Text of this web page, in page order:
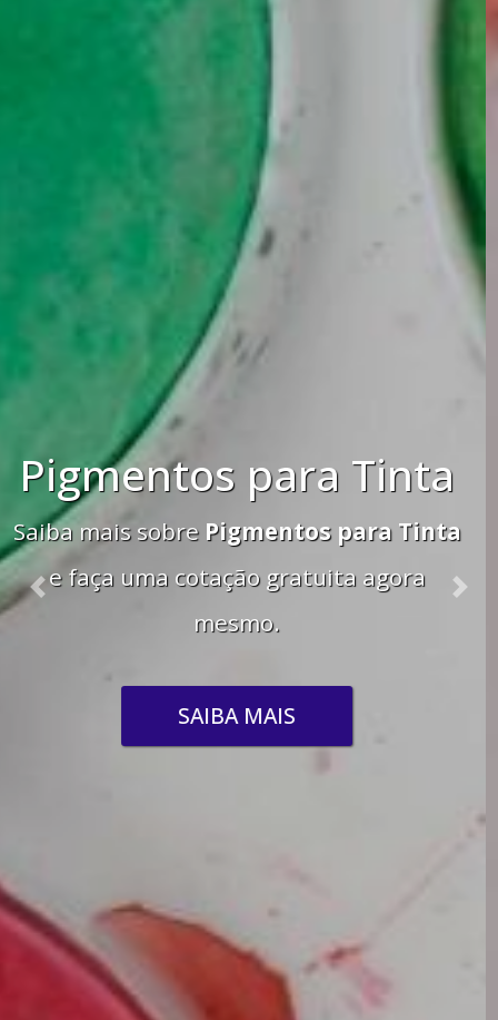
Pigmento Maquiagem
Saiba mais sobrePigmento Maquiagem
e faça uma cotação gratuita agora
mesmo.
SAIBA MAIS
Previous Next